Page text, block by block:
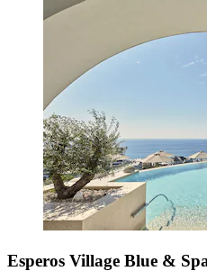
Esperos Village Blue &